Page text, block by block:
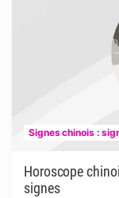
Signes chinois :
Horoscope
signes